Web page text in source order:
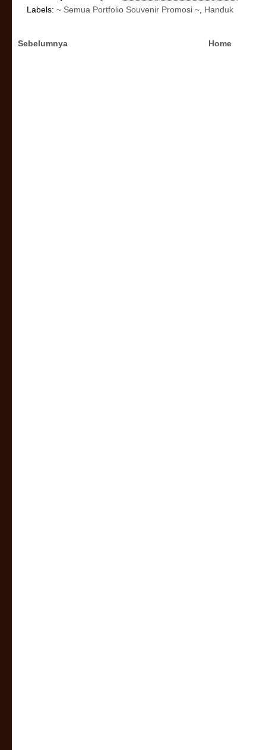
Labels: ~ Semua Portfolio Souvenir Promosi ~ Handuk
Sebelumnya Home